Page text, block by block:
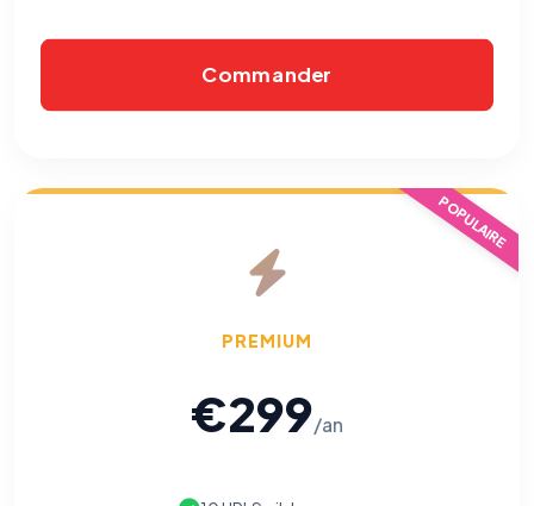
Commander
POPULAIRE
PREMIUM
€299/an